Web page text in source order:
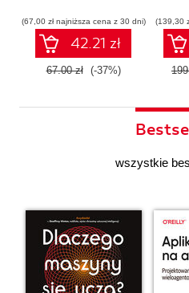
(67,00 zł najniższa cena z 30 dni)
42.21 zł
67.00 zł (-37%)
(139,30
wszystkie